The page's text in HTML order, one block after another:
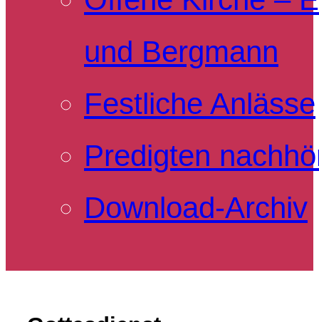
und Bergmann
Festliche Anlässe
Predigten
Download-Archiv